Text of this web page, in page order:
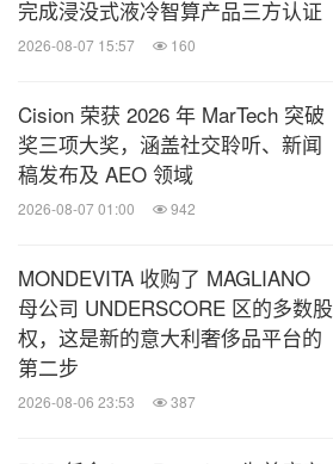
完成浸没式液冷智算产品三方认证
2026-08-07 15:57 160
Cision 荣获 2026 年 MarTech 突破
奖三项大奖，涵盖社交聆听、新闻
稿发布及 AEO 领域
2026-08-07 01:00 942
MONDEVITA 收购了 MAGLIANO
母公司 UNDERSCORE 区的多数股
权，这是新的意大利奢侈品平台的
第二步
2026-08-06 23:53 387